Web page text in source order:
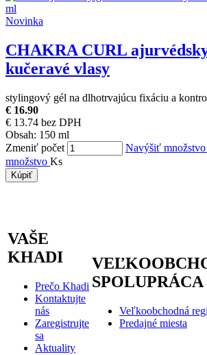
Novinka
CHAKRA CURL
kučeravé vlasy
stylingový gél na dlhotrvajúcu fixáciu a
€ 16.90
€ 13.74 bez DPH
Obsah: 150 ml
Zmeniť počet Navýšiť množstvo
množstvo Ks
Kúpiť
VAŠE
KHADI
Prečo Khadi
Kontaktujte
nás
Zaregistrujte
sa
Aktuality
SPOLUPRÁCA
Veľkoobchodná
Predajné miesta